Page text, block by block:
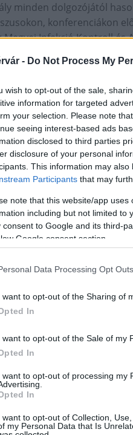
- Do Not Process My
wish to opt-out of the sale,
information for targeted
your selection. Please note
seeing interest-based ads
disclosed to third parties
disclosure of your personal
This information may
Participants that may
note that this website/app
including but not limited to
consent to Google and its third-
Google consent section.
Data Processing Opt Outs
want to opt-out of the Sharing of
In
want to opt-out of the Sale of my
In
want to opt-out of processing my
In
want to opt-out of Collection,
my Personal Data that Is
minden dolgozójától
konferenciákon
Megyei Infekció Kontroll
Bizottságnak, a
Emlékérem